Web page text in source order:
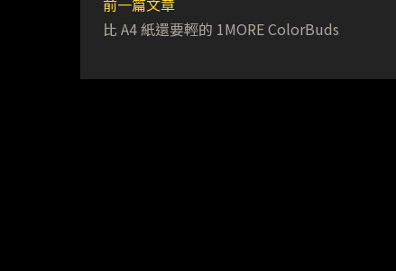
前一篇文章
比 A4 紙還要輕的 1MORE ColorBuds